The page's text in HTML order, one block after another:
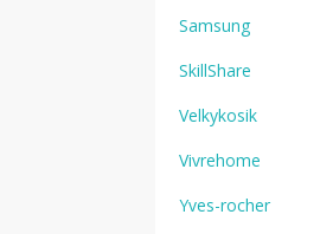
Samsung
SkillShare
Velkykosik
Vivrehome
Yves-rocher